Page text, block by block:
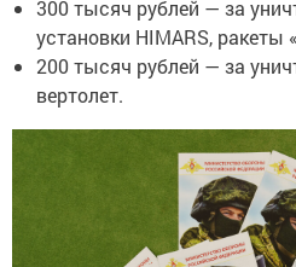
установки HIMARS, ракеты
200 тысяч рублей — за
вертолет.